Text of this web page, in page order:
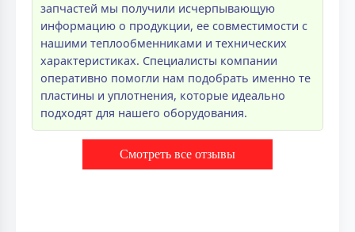
запчастей мы получили исчерпывающую
информацию о продукции, ее совместимости с
нашими теплообменниками и технических
характеристиках. Специалисты компании
оперативно помогли нам подобрать именно те
пластины и уплотнения, которые идеально
подходят для нашего оборудования.
Смотреть все отзывы